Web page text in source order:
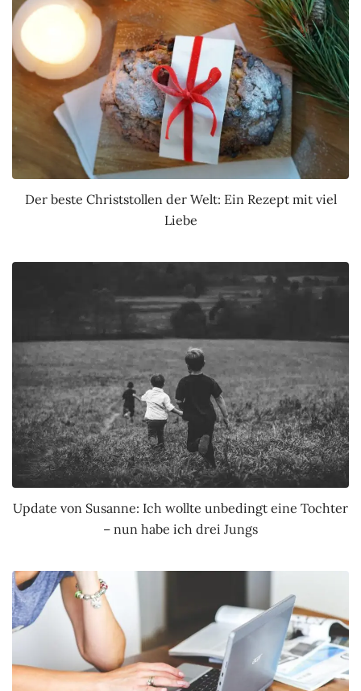
Der beste Christstollen der Welt: Ein Rezept mit viel
Liebe
Update von Susanne: Ich wollte unbedingt eine Tochter
– nun habe ich drei Jungs